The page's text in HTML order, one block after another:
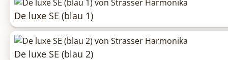
De luxe SE (blau 1)
De luxe SE (blau 2)